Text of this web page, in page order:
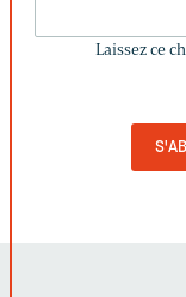
Laissez ce